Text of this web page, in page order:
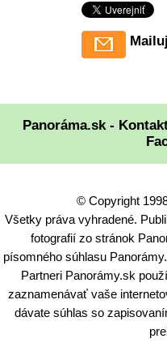
Panoráma.sk -
© Copyright
Všetky práva vyhradené.
fotografií zo stránok
písomného súhlasu
Partneri Panorámy.sk
zaznamenávať vaše
dávate súhlas so